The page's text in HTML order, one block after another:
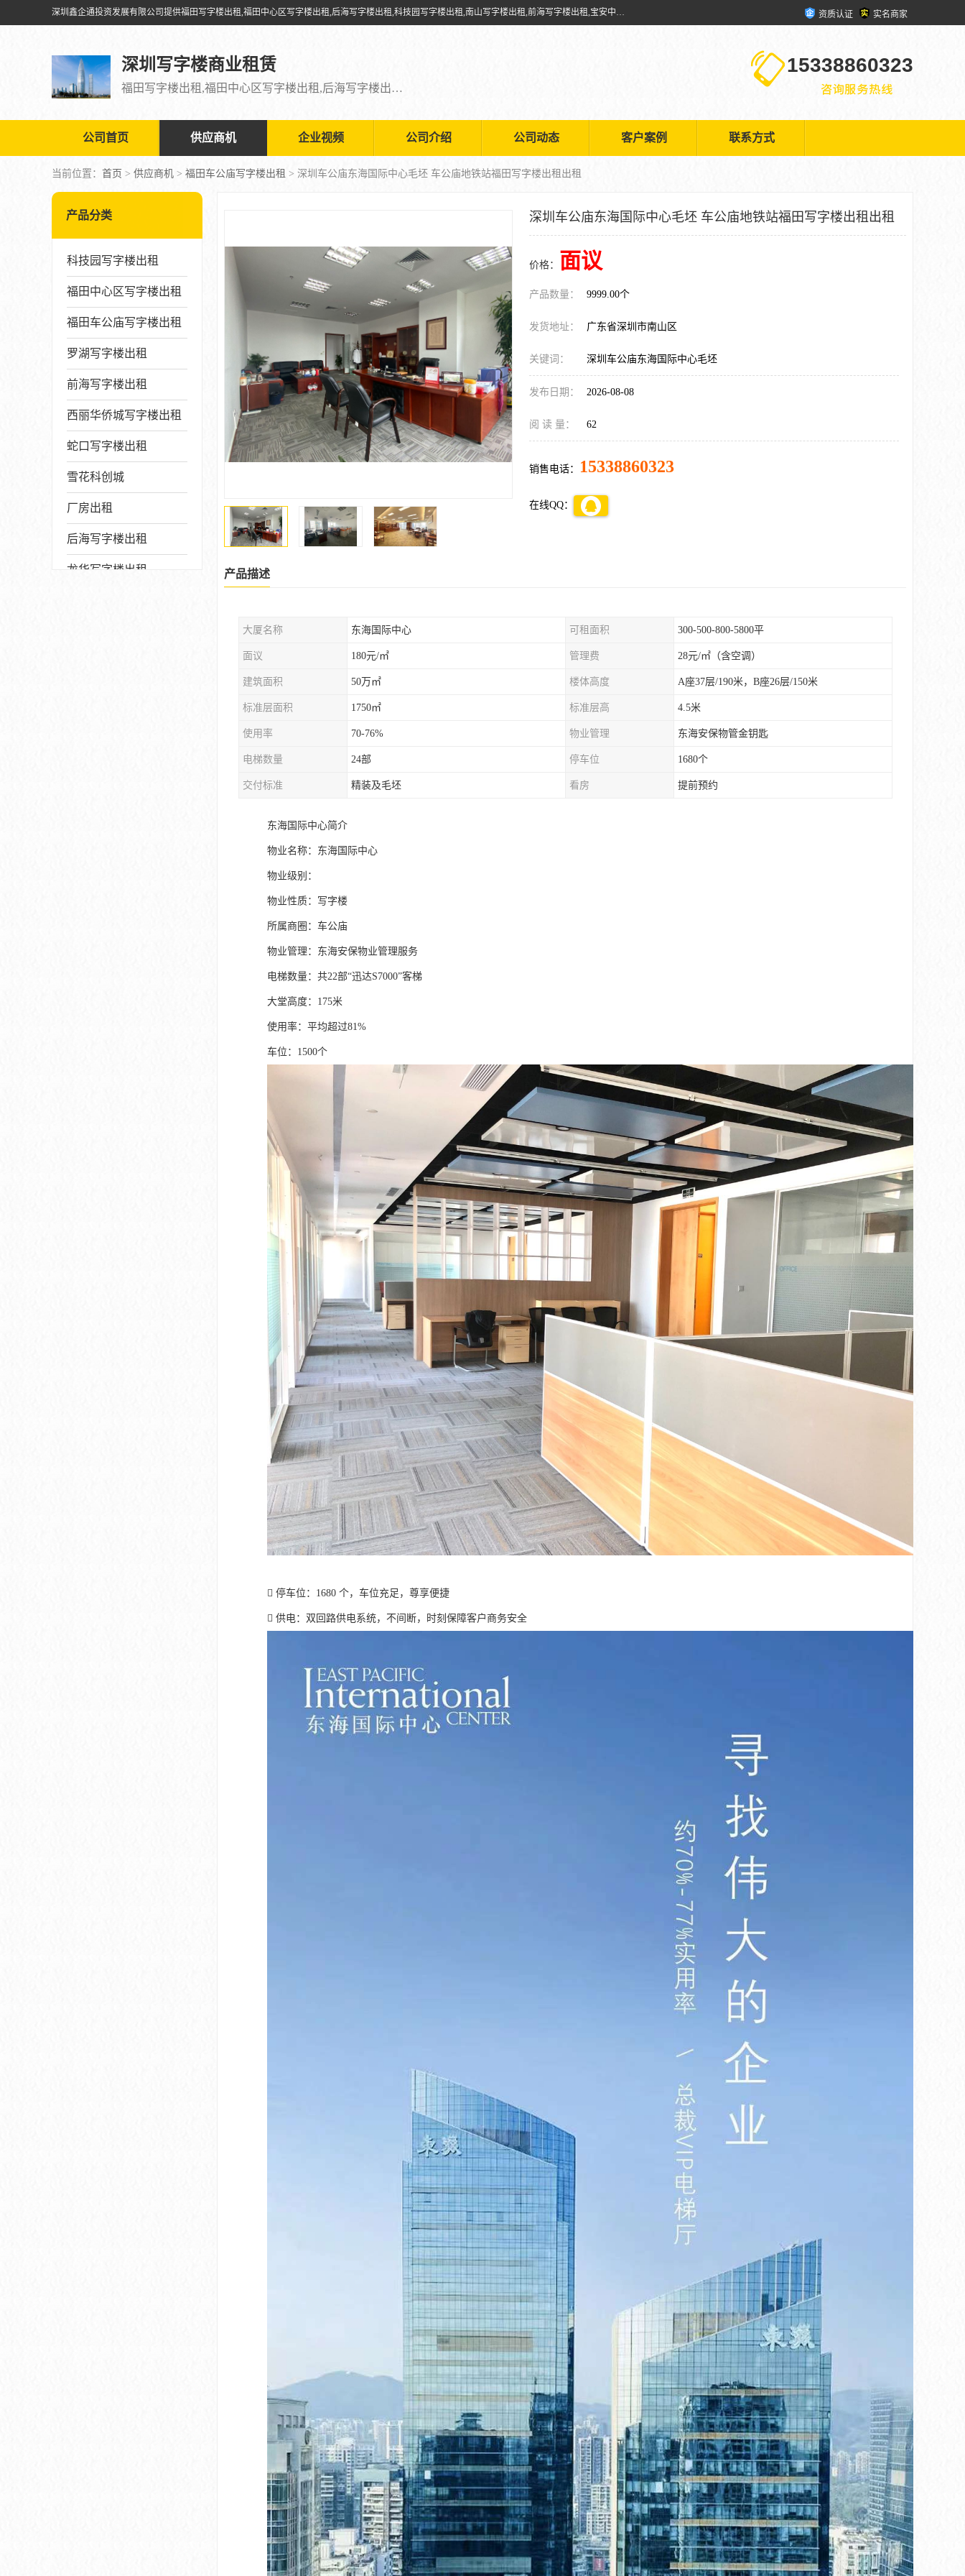
深圳鑫企通投资发展有限公司提供福田写字楼出租,福田中心区写字楼出租,后海写字楼出租,科技园写字楼出租,南山写字楼出租,前海写字楼出租,宝安中心写字楼出租,车公庙写字楼出租,深圳写字楼出租，欢迎有需要的朋友前来咨询。 资质认证 实名商家
深圳写字楼商业租赁
福田写字楼出租,福田中心区写字楼出租,后海写字楼出租,科技园写字楼出租,南山写字楼出租,前海写字楼出租,宝安中心写字楼出租
15338860323
公司首页 供应商机 企业视频 公司介绍 公司动态 客户案例 联系方式
当前位置： 首页 > 供应商机 > 福田车公庙写字楼出租 > 深圳车公庙东海国际中心毛坯 车公庙地铁站福田写字楼出租出租
产品分类
科技园写字楼出租
福田中心区写字楼出租
福田车公庙写字楼出租
罗湖写字楼出租
前海写字楼出租
西丽华侨城写字楼出租
蛇口写字楼出租
雪花科创城
厂房出租
后海写字楼出租
龙华写字楼出租
深圳车公庙东海国际中心毛坯 车公庙地铁站福田写字楼出租出租
价格： 面议
产品数量： 9999.00个
发货地址： 广东省深圳市南山区
关键词： 深圳车公庙东海国际中心毛坯
发布日期： 2026-08-08
阅 读 量： 62
销售电话： 15338860323
在线QQ：
产品描述
大厦名称 东海国际中心 可租面积 300-500-800-5800平
面议 180元/㎡ 管理费 28元/㎡（含空调）
建筑面积 50万㎡ 楼体高度 A座37层/190米，B座26层/150米
标准层面积 1750㎡ 标准层高 4.5米
使用率 70-76% 物业管理 东海安保物管金钥匙
电梯数量 24部 停车位 1680个
交付标准 精装及毛坯 看房 提前预约
东海国际中心简介
物业名称：东海国际中心
物业级别：
物业性质：写字楼
所属商圈：车公庙
物业管理：东海安保物业管理服务
电梯数量：共22部“迅达S7000”客梯
大堂高度：175米
使用率：平均超过81%
车位：1500个
 停车位：1680 个，车位充足，尊享便捷
 供电：双回路供电系统，不间断，时刻保障客户商务安全